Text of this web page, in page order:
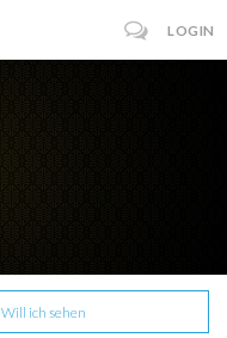
LOGIN
Will ich sehen